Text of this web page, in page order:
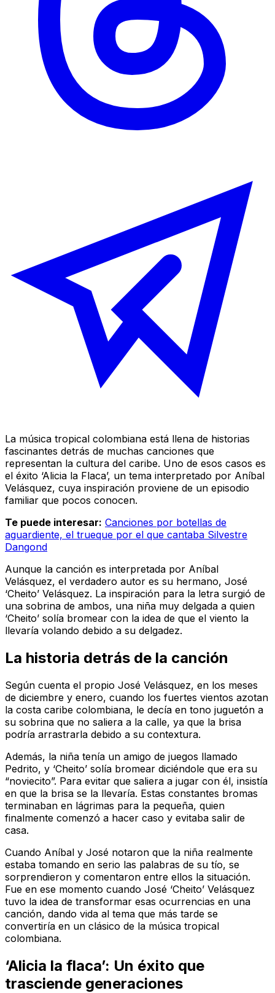
La música tropical colombiana está llena de historias
fascinantes detrás de muchas canciones que
representan la cultura del caribe. Uno de esos casos es
el éxito ‘Alicia la Flaca’, un tema interpretado por Aníbal
Velásquez, cuya inspiración proviene de un episodio
familiar que pocos conocen.
Te puede interesar: Canciones por botellas de
aguardiente, el trueque por el que cantaba Silvestre
Dangond
Aunque la canción es interpretada por Aníbal
Velásquez, el verdadero autor es su hermano, José
‘Cheito’ Velásquez. La inspiración para la letra surgió de
una sobrina de ambos, una niña muy delgada a quien
‘Cheito’ solía bromear con la idea de que el viento la
llevaría volando debido a su delgadez.
La historia detrás de la canción
Según cuenta el propio José Velásquez, en los meses
de diciembre y enero, cuando los fuertes vientos azotan
la costa caribe colombiana, le decía en tono juguetón a
su sobrina que no saliera a la calle, ya que la brisa
podría arrastrarla debido a su contextura.
Además, la niña tenía un amigo de juegos llamado
Pedrito, y ‘Cheito’ solía bromear diciéndole que era su
“noviecito”. Para evitar que saliera a jugar con él, insistía
en que la brisa se la llevaría. Estas constantes bromas
terminaban en lágrimas para la pequeña, quien
finalmente comenzó a hacer caso y evitaba salir de
casa.
Cuando Aníbal y José notaron que la niña realmente
estaba tomando en serio las palabras de su tío, se
sorprendieron y comentaron entre ellos la situación.
Fue en ese momento cuando José ‘Cheito’ Velásquez
tuvo la idea de transformar esas ocurrencias en una
canción, dando vida al tema que más tarde se
convertiría en un clásico de la música tropical
colombiana.
‘Alicia la flaca’: Un éxito que
trasciende generaciones